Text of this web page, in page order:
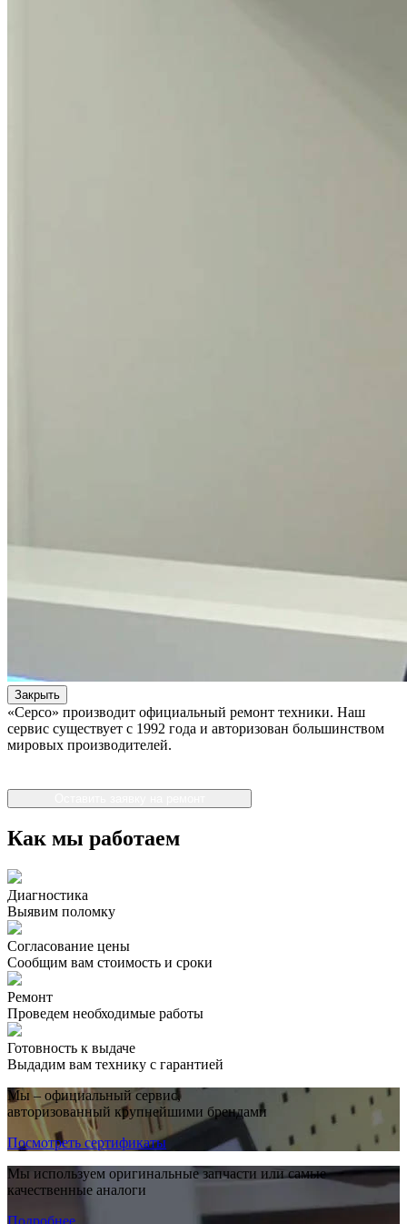
Закрыть
«Серсо» производит официальный ремонт техники. Наш
сервис существует с 1992 года и авторизован большинством
мировых производителей.
Как мы работаем
Диагностика
Выявим поломку
Согласование цены
Сообщим вам стоимость и сроки
Ремонт
Проведем необходимые работы
Готовность к выдаче
Выдадим вам технику с гарантией
Мы – официальный сервис,
авторизованный крупнейшими брендами
Посмотреть сертификаты
Мы используем оригинальные запчасти или самые
качественные аналоги
Подробнее